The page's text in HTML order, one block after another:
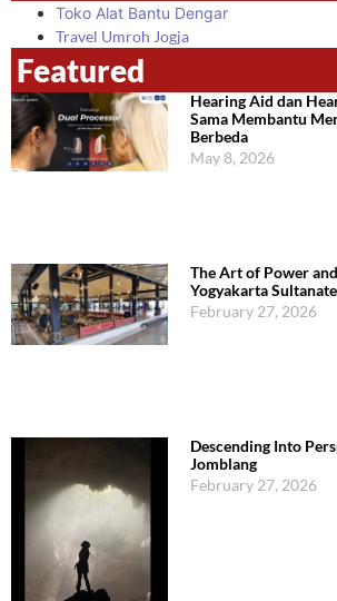
Toko Alat Bantu Dengar
Travel Umroh Jogja
Featured
Hearing Aid dan
Sama Membantu
Berbeda
May 8, 2026
The Art of Power
Yogyakarta Sultanate
February 27, 2026
Descending Into
Jomblang
February 27, 2026